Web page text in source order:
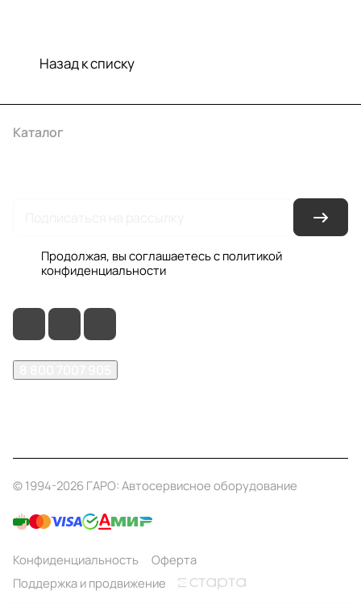
Назад к списку
Каталог
Продолжая, вы соглашаетесь с политикой
конфиденциальности
© 1994-2026 ГАРО: Автосервисное оборудование
Конфиденциальность
Оферта
Поддержка и продвижение